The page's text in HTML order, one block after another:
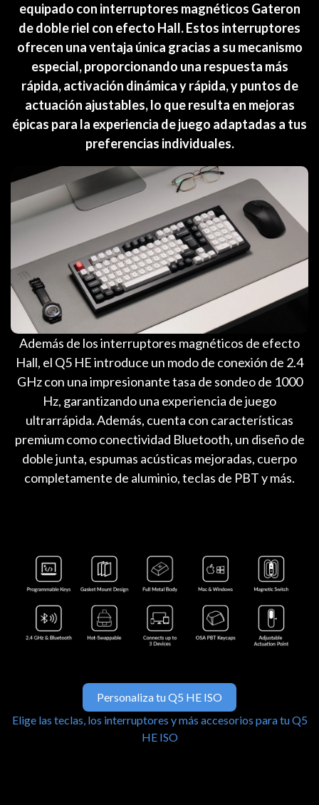
equipado con interruptores magnéticos Gateron
de doble riel con efecto Hall. Estos interruptores
ofrecen una ventaja única gracias a su mecanismo
especial, proporcionando una respuesta más
rápida, activación dinámica y rápida, y puntos de
actuación ajustables, lo que resulta en mejoras
épicas para la experiencia de juego adaptadas a tus
preferencias individuales.
Además de los interruptores magnéticos de efecto
Hall, el Q5 HE introduce un modo de conexión de 2.4
GHz con una impresionante tasa de sondeo de 1000
Hz, garantizando una experiencia de juego
ultrarrápida. Además, cuenta con características
premium como conectividad Bluetooth, un diseño de
doble junta, espumas acústicas mejoradas, cuerpo
completamente de aluminio, teclas de PBT y más.
Personaliza tu Q5 HE ISO
Elige las teclas, los interruptores y más accesorios para tu Q5
HE ISO